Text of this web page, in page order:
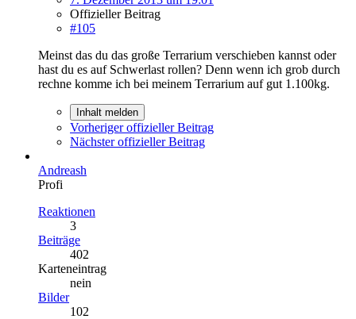
Offizieller Beitrag
#105
Meinst das du das große Terrarium verschieben kannst oder
hast du es auf Schwerlast rollen? Denn wenn ich grob durch
rechne komme ich bei meinem Terrarium auf gut 1.100kg.
Inhalt melden
Vorheriger offizieller Beitrag
Nächster offizieller Beitrag
Andreash
Profi
Reaktionen
3
Beiträge
402
Karteneintrag
nein
Bilder
102